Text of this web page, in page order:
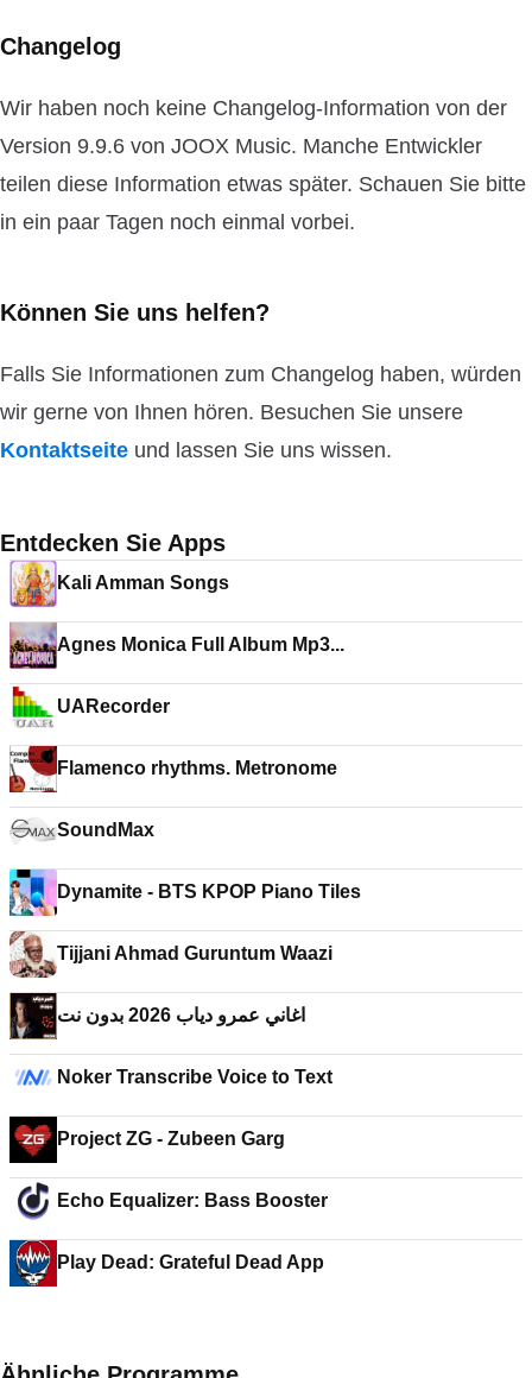
Changelog
Wir haben noch keine Changelog-Information von der
Version 9.9.6 von JOOX Music. Manche Entwickler
teilen diese Information etwas später. Schauen Sie bitte
in ein paar Tagen noch einmal vorbei.
Können Sie uns helfen?
Falls Sie Informationen zum Changelog haben, würden
wir gerne von Ihnen hören. Besuchen Sie unsere
Kontaktseite und lassen Sie uns wissen.
Entdecken Sie Apps
Kali Amman Songs
Agnes Monica Full Album Mp3...
UARecorder
Flamenco rhythms. Metronome
SoundMax
Dynamite - BTS KPOP Piano Tiles
Tijjani Ahmad Guruntum Waazi
اغاني عمرو دياب 2026 بدون نت
Noker Transcribe Voice to Text
Project ZG - Zubeen Garg
Echo Equalizer: Bass Booster
Play Dead: Grateful Dead App